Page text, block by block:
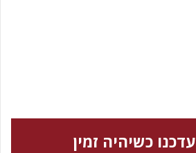
עדכנו כשיהיה זמין